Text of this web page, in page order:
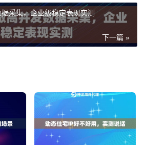
大平台列入了黑名单或风险库。
牌数据采集，平台在你发第一个请
着你了。
平台眼里和普通用户没有区别。
代理
高纯净度住宅代理IP
采集，企业级稳定表现实测
下一篇 »